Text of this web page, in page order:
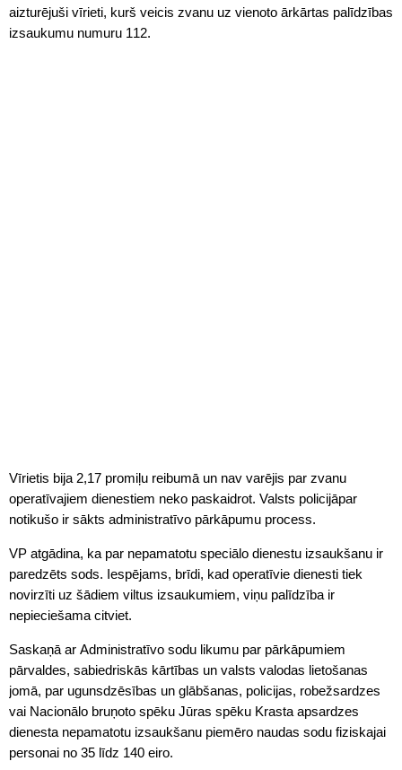
aizturējuši vīrieti, kurš veicis zvanu uz vienoto ārkārtas palīdzības
izsaukumu numuru 112.
Vīrietis bija 2,17 promiļu reibumā un nav varējis par zvanu
operatīvajiem dienestiem neko paskaidrot. Valsts policijāpar
notikušo ir sākts administratīvo pārkāpumu process.
VP atgādina, ka par nepamatotu speciālo dienestu izsaukšanu ir
paredzēts sods. Iespējams, brīdi, kad operatīvie dienesti tiek
novirzīti uz šādiem viltus izsaukumiem, viņu palīdzība ir
nepieciešama citviet.
Saskaņā ar Administratīvo sodu likumu par pārkāpumiem
pārvaldes, sabiedriskās kārtības un valsts valodas lietošanas
jomā, par ugunsdzēsības un glābšanas, policijas, robežsardzes
vai Nacionālo bruņoto spēku Jūras spēku Krasta apsardzes
dienesta nepamatotu izsaukšanu piemēro naudas sodu fiziskajai
personai no 35 līdz 140 eiro.